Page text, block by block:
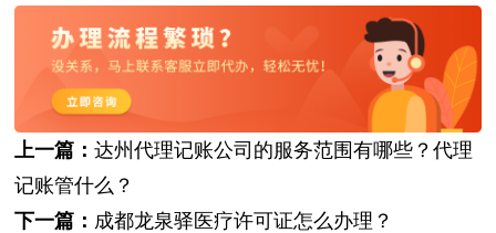
上一篇：达州代理记账公司的服务范围有哪些？代理
记账管什么？
下一篇： 成都龙泉驿医疗许可证怎么办理？